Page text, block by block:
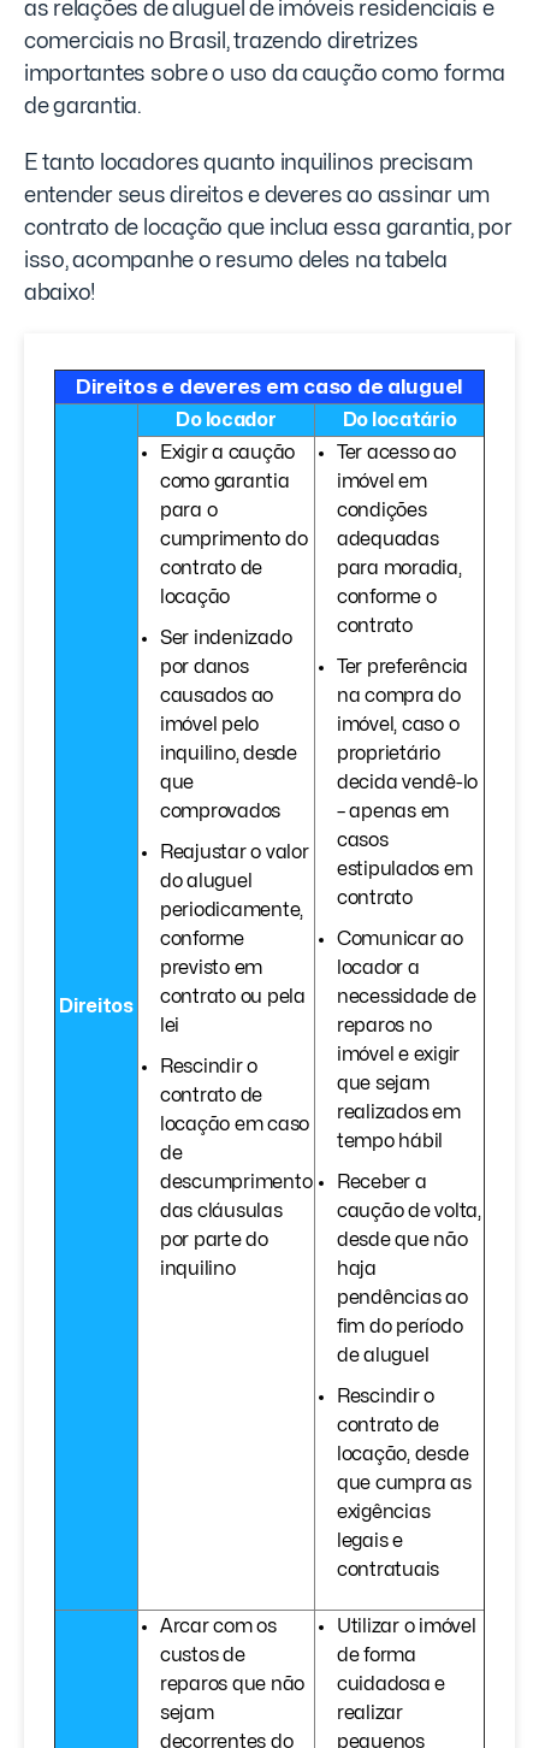
as relações de aluguel de imóveis residenciais e
comerciais no Brasil, trazendo diretrizes
importantes sobre o uso da caução como forma
de garantia.
E tanto locadores quanto inquilinos precisam
entender seus direitos e deveres ao assinar um
contrato de locação que inclua essa garantia, por
isso, acompanhe o resumo deles na tabela
abaixo!
Direitos e deveres em caso de aluguel
Direitos
Do locador
Do locatário
Exigir a caução
como garantia
para o
cumprimento do
contrato de
locação
Ser indenizado
por danos
causados ao
imóvel pelo
inquilino, desde
que
comprovados
Reajustar o valor
do aluguel
periodicamente,
conforme
previsto em
contrato ou pela
lei
Rescindir o
contrato de
locação em caso
de
descumprimento
das cláusulas
por parte do
inquilino
Ter acesso ao
imóvel em
condições
adequadas
para moradia,
conforme o
contrato
Ter preferência
na compra do
imóvel, caso o
proprietário
decida vendê-lo
– apenas em
casos
estipulados em
contrato
Comunicar ao
locador a
necessidade de
reparos no
imóvel e exigir
que sejam
realizados em
tempo hábil
Receber a
caução de volta,
desde que não
haja
pendências ao
fim do período
de aluguel
Rescindir o
contrato de
locação, desde
que cumpra as
exigências
legais e
contratuais
Arcar com os
custos de
reparos que não
sejam
decorrentes do
Utilizar o imóvel
de forma
cuidadosa e
realizar
pequenos